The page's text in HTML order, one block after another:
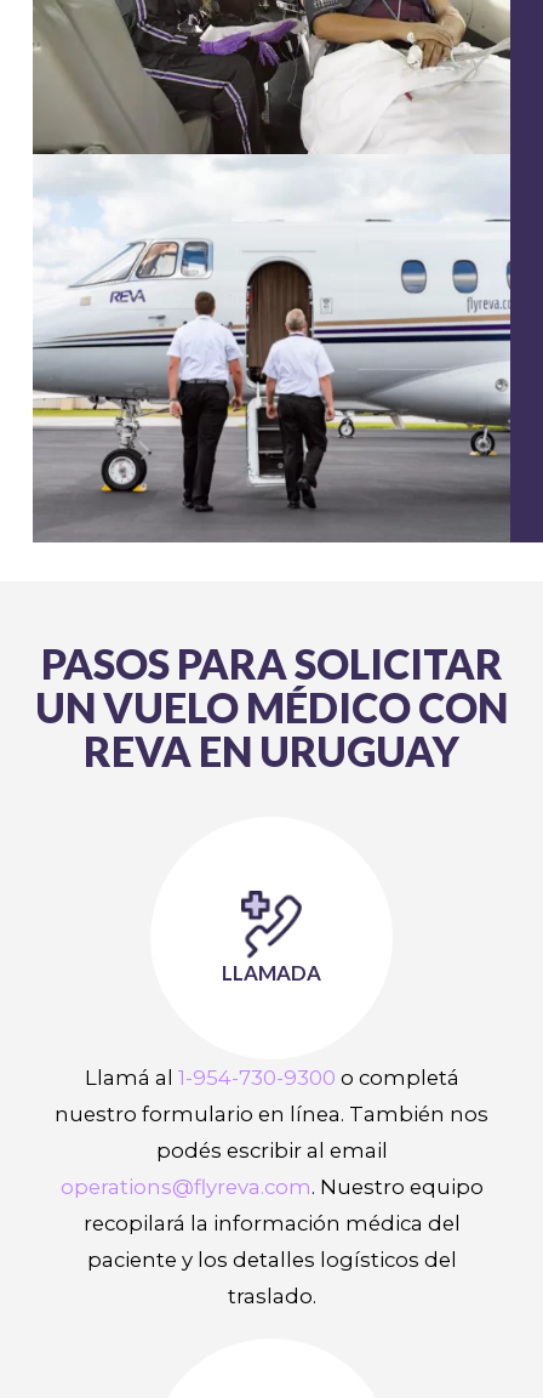
PASOS PARA SOLICITAR
UN VUELO MÉDICO CON
REVA EN URUGUAY
LLAMADA
Llamá al 1-954-730-9300 o completá
nuestro formulario en línea. También nos
podés escribir al email
operations@flyreva.com. Nuestro equipo
recopilará la información médica del
paciente y los detalles logísticos del
traslado.